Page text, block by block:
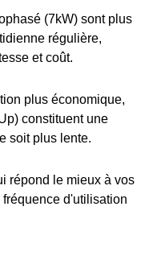
(7kW) sont plus
régulière,
et coût.
plus économique,
constituent une
soit plus lente.
répond le mieux à vos
d'utilisation